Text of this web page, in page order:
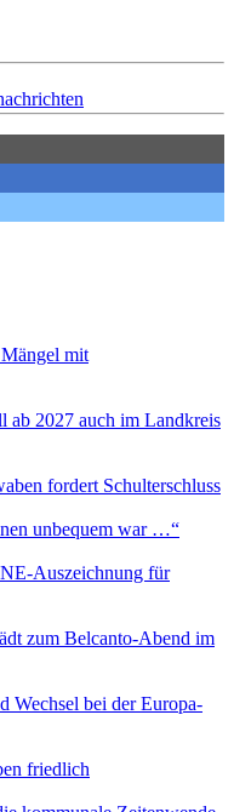
mit
ab 2027 auch im Land­kreis
fordert Schulterschluss
unbequem war …“
Auszeichnung für
zum Belcanto-Abend im
Wechsel bei der Europa-
friedlich